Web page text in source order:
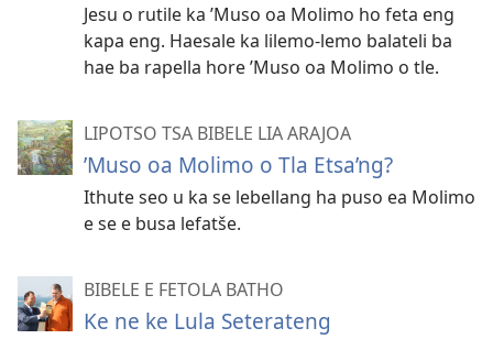
Jesu o rutile ka ’Muso oa Molimo ho feta eng
kapa eng. Haesale ka lilemo-lemo balateli ba
hae ba rapella hore ’Muso oa Molimo o tle.
LIPOTSO TSA BIBELE LIA ARAJOA
ʼMuso oa Molimo o Tla Etsa’ng?
Ithute seo u ka se lebellang ha puso ea Molimo
e se e busa lefatše.
BIBELE E FETOLA BATHO
Ke ne ke Lula Seterateng